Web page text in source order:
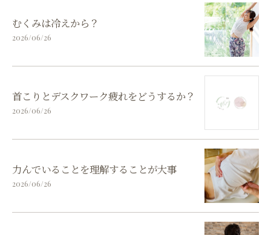
むくみは冷えから？
2026/06/26
首こりとデスクワーク疲れをどうするか？
2026/06/26
力んでいることを理解することが大事
2026/06/26